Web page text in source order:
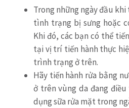
Trong những ngày đầu
tình trạng bị sưng hoặc
Khi đó, các bạn có thể
tại vị trí tiến hành thực
trình trạng ở trên.
Hãy tiến hành rửa bằng
ở trên vùng da đang
dụng sữa rửa mặt trong